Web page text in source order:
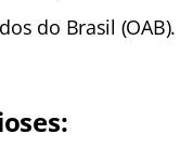
do Brasil (OAB).